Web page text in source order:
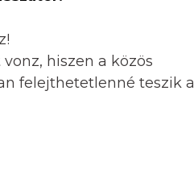
hiszen a közös
felejthetetlenné teszik a